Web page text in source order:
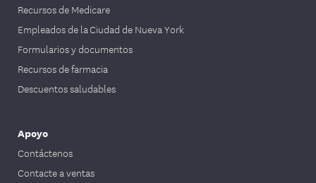
Recursos de Medicare
Empleados de la Ciudad de Nueva York
Formularios y documentos
Recursos de farmacia
Descuentos saludables
Apoyo
Contáctenos
Contacte a ventas